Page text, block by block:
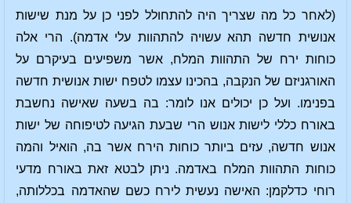
(לאחר כל מה שצריך היה להתחולל לפני כן על מנת שישות
אנושית חדשה תהא עשויה להתהוות עלי אדמה). הרי אלה
כוחות ירח של התהוות המלח, אשר משפיעים בעיקרם על
האורגניזם של הנקבה, בהכינו עצמו לטפח ישות אנושית חדשה
בפנימו. ועל כן יכולים אנו לומר: בה בשעה שאישה נחשבת
באורח כללי לישות אנוש הרי שבעת הגיעה לטיפוחה של ישות
אנוש חדשה, עזים ביותר כוחות הירח אשר בה, הואיל והמה
כוחות התהוות המלח באדמה. ניתן לבטא זאת באורח מדעי
רוחי כדלקמן: האישה נעשית לירח כשם שהאדמה בכללותה,